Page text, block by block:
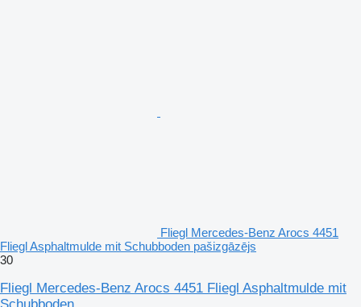
Fliegl Mercedes-Benz Arocs 4451
Fliegl Asphaltmulde mit Schubboden pašizgāzējs
30
Fliegl Mercedes-Benz Arocs 4451 Fliegl Asphaltmulde mit